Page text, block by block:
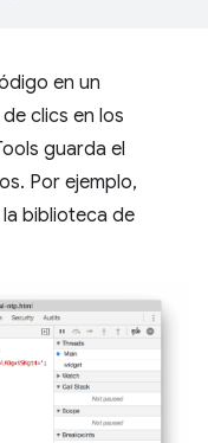
en un
clics en los
guarda el
Por ejemplo,
biblioteca de